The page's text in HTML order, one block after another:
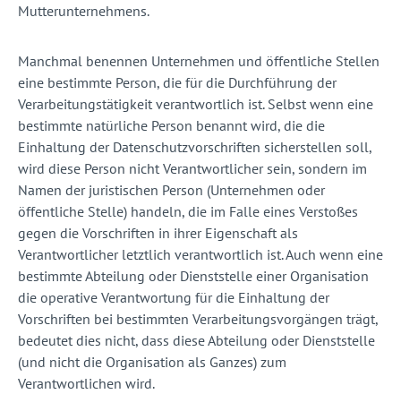
Mutterunternehmens.
Manchmal benennen Unternehmen und öffentliche Stellen
eine bestimmte Person, die für die Durchführung der
Verarbeitungstätigkeit verantwortlich ist. Selbst wenn eine
bestimmte natürliche Person benannt wird, die die
Einhaltung der Datenschutzvorschriften sicherstellen soll,
wird diese Person nicht Verantwortlicher sein, sondern im
Namen der juristischen Person (Unternehmen oder
öffentliche Stelle) handeln, die im Falle eines Verstoßes
gegen die Vorschriften in ihrer Eigenschaft als
Verantwortlicher letztlich verantwortlich ist. Auch wenn eine
bestimmte Abteilung oder Dienststelle einer Organisation
die operative Verantwortung für die Einhaltung der
Vorschriften bei bestimmten Verarbeitungsvorgängen trägt,
bedeutet dies nicht, dass diese Abteilung oder Dienststelle
(und nicht die Organisation als Ganzes) zum
Verantwortlichen wird.